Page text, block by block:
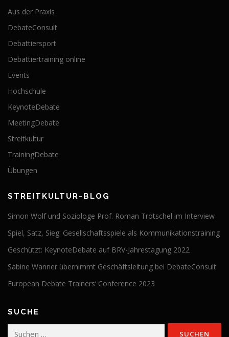
Aus der Praxis
DebateConsult
Debattiersport
Debattiertraining online
Events
Hochschule
KeynoteDebate
MeetingDebate
Streitkultur
TrainingDebate
Übungen
STREITKULTUR-BLOG
Simon Wolf und Soziologe Prof. Roman Trötschel im Interview
Spiel, Satz, Sieg: Gesellschaftsspiele als Kommunikationstraining
Geschützt: KeynoteDebate auf BRV-Jahrestagung 2022
Sabine Wanner übernimmt Geschäftsleitung bei DebateConsult
European Debate Trainers‘ Conference 2023
SUCHE
Suchen